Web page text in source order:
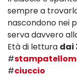
sempre a
nascondono nei
serva davvero
Età di lettura dai
#
#ciuccio